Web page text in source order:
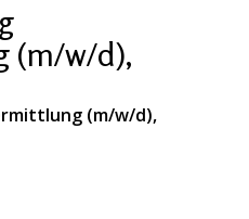
(m/w/d),
(m/w/d),